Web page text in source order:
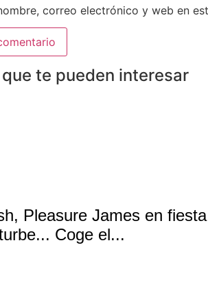
correo electrónico y web en
te pueden interesar
Pleasure James en
Coge el...